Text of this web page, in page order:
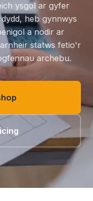
ysgol ar gyfer
heb gynnwys
a nodir ar
statws fetio'r
archebu.